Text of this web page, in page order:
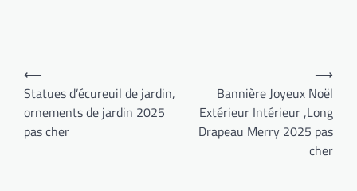
Navigation
de
l’article
⟵
Statues d’écureuil de jardin,
ornements de jardin 2025
pas cher
Bannière Joyeux Noël
Extérieur Intérieur ,Long
Drapeau Merry 2025 pas
cher
⟶